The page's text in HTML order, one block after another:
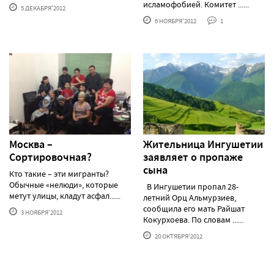
5 ДЕКАБРЯ'2012 исламофобией. Комитет ......
6 НОЯБРЯ'2012 1
Москва –
Сортировочная?
Кто такие – эти мигранты?
Обычные «нелюди», которые
метут улицы, кладут асфал......
3 НОЯБРЯ'2012
Жительница Ингушетии
заявляет о пропаже
сына
В Ингушетии пропал 28-
летний Орц Альмурзиев,
сообщила его мать Райшат
Кокурхоева. По словам ......
20 ОКТЯБРЯ'2012